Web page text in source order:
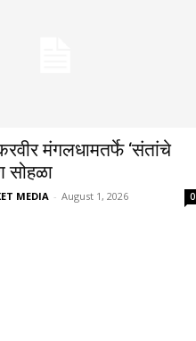
मंगलधामतर्फे ‘संतांचे
सोहळा
MEDIA - August 1, 2026 0